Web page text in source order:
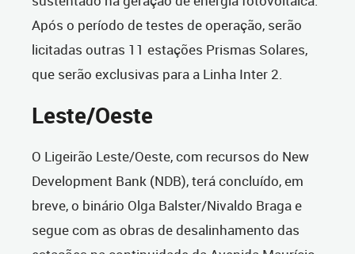
Após o período de testes de operação, serão
licitadas outras 11 estações Prismas Solares,
que serão exclusivas para a Linha Inter 2.
Leste/Oeste
O Ligeirão Leste/Oeste, com recursos do New
Development Bank (NDB), terá concluído, em
breve, o binário Olga Balster/Nivaldo Braga e
segue com as obras de desalinhamento das